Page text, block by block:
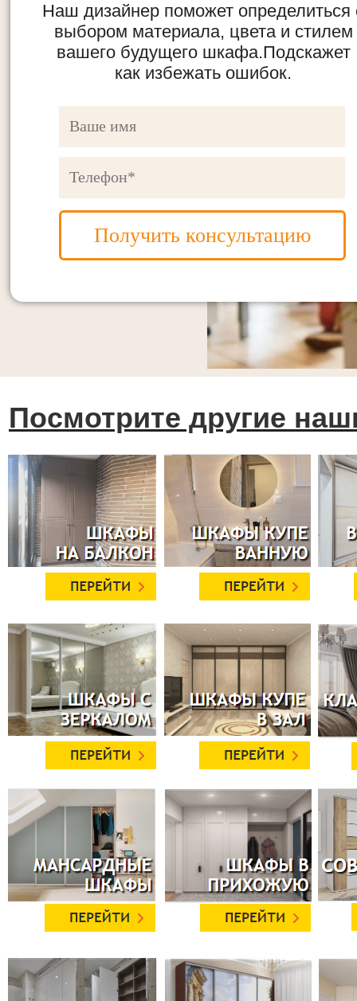
Наш дизайнер поможет определиться
выбором материала, цвета и стилем
вашего будущего шкафа.Подскажет
как избежать ошибок.
Посмотрите другие
Получить консультацию